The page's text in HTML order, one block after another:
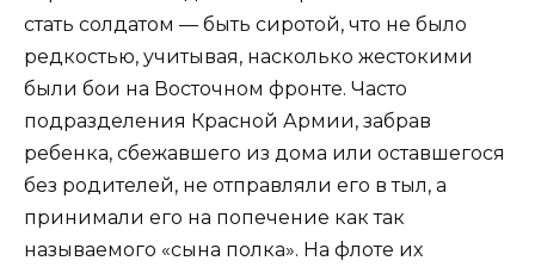
стать солдатом — быть сиротой, что не было
редкостью, учитывая, насколько жестокими
были бои на Восточном фронте. Часто
подразделения Красной Армии, забрав
ребенка, сбежавшего из дома или оставшегося
без родителей, не отправляли его в тыл, а
принимали его на попечение как так
называемого «сына полка». На флоте их